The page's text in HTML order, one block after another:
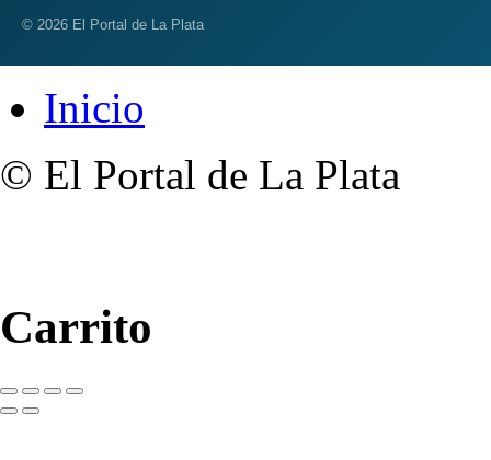
© 2026 El Portal de La Plata
Inicio
© El Portal de La Plata
Carrito